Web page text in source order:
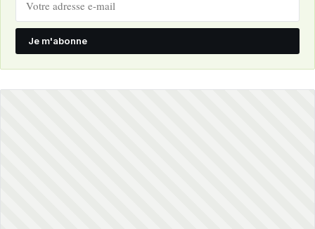
Je m'abonne